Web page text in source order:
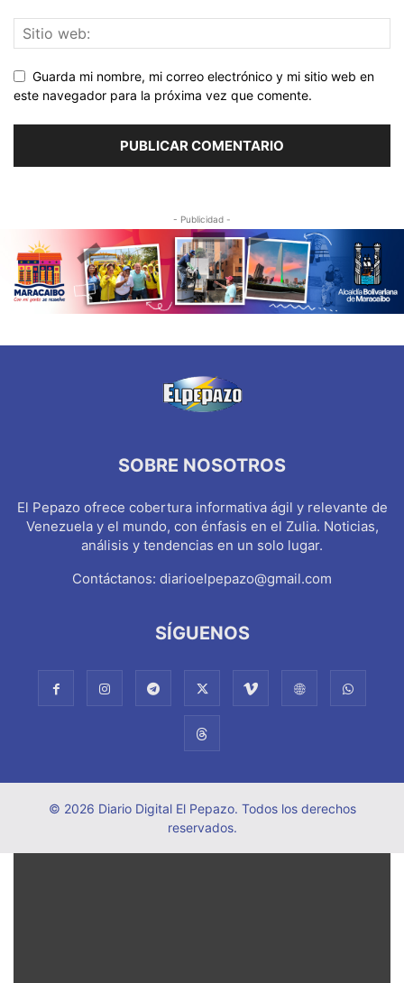
Guarda mi nombre, mi correo electrónico y mi sitio web en
este navegador para la próxima vez que comente.
- Publicidad -
SOBRE NOSOTROS
El Pepazo ofrece cobertura informativa ágil y relevante de
Venezuela y el mundo, con énfasis en el Zulia. Noticias,
análisis y tendencias en un solo lugar.
Contáctanos: diarioelpepazo@gmail.com
SÍGUENOS
© 2026 Diario Digital El Pepazo. Todos los derechos
reservados.